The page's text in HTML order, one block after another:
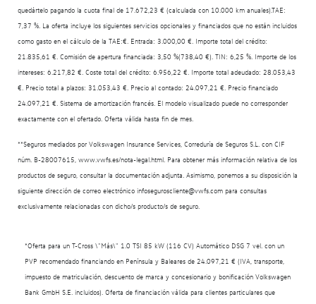
quedártelo pagando la cuota final de 17.672,23 € (calculada con 10.000 km anuales).TAE:
7,37 %. La oferta incluye los siguientes servicios opcionales y financiados que no están incluidos
como gasto en el cálculo de la TAE:€. Entrada: 3.000,00 €. Importe total del crédito:
21.835,61 €. Comisión de apertura financiada: 3,50 %(738,40 €). TIN: 6,25 %. Importe de los
intereses: 6.217,82 €. Coste total del crédito: 6.956,22 €. Importe total adeudado: 28.053,43
€. Precio total a plazos: 31.053,43 €. Precio al contado: 24.097,21 €. Precio financiado
24.097,21 €. Sistema de amortización francés. El modelo visualizado puede no corresponder
exactamente con el ofertado. Oferta válida hasta fin de mes.
**Seguros mediados por Volkswagen Insurance Services, Correduría de Seguros S.L. con CIF
núm. B-28007615, www.vwfs.es/nota-legal.html. Para obtener más información relativa de los
productos de seguro, consultar la documentación adjunta. Asimismo, ponemos a su disposición la
siguiente dirección de correo electrónico infoseguroscliente@vwfs.com para consultas
exclusivamente relacionadas con dicho/s producto/s de seguro.
*Oferta para un T-Cross \"Más\" 1.0 TSI 85 kW (116 CV) Automático DSG 7 vel. con un
PVP recomendado financiando en Península y Baleares de 24.097,21 € (IVA, transporte,
impuesto de matriculación, descuento de marca y concesionario y bonificación Volkswagen
Bank GmbH S.E. incluidos). Oferta de financiación válida para clientes particulares que